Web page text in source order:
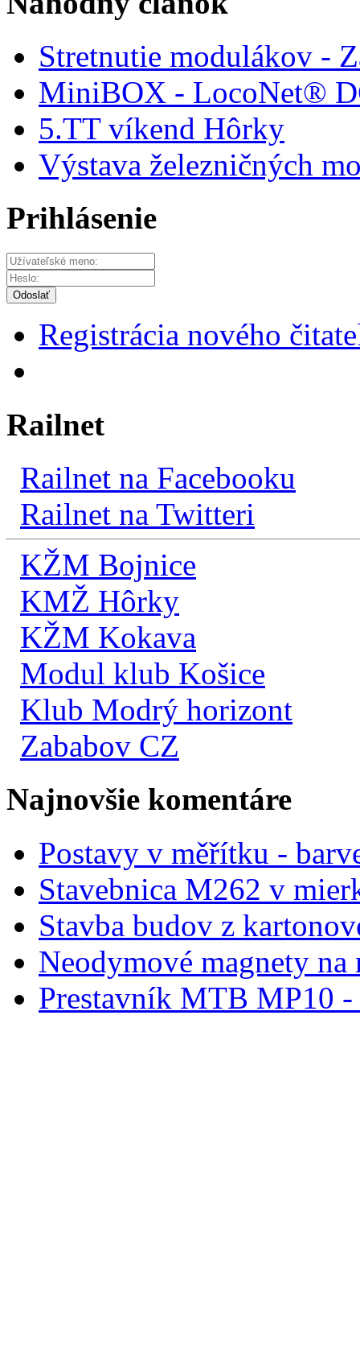
Stretnutie modulákov -
MiniBOX - LocoNet®
5.TT víkend Hôrky
Výstava železničných
Prihlásenie
Odoslať
Registrácia nového
Railnet
Railnet na Facebooku
Railnet na Twitteri
KŽM Bojnice
KMŽ Hôrky
KŽM Kokava
Modul klub Košice
Klub Modrý horizont
Zababov CZ
Najnovšie komentáre
Postavy v měřítku -
Stavebnica M262 v
Stavba budov z
Neodymové magnety na
Prestavník MTB MP10